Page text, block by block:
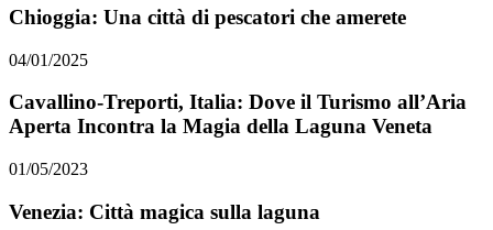
Chioggia: Una città di pescatori che amerete
04/01/2025
Cavallino-Treporti, Italia: Dove il Turismo all’Aria
Aperta Incontra la Magia della Laguna Veneta
01/05/2023
Venezia: Città magica sulla laguna